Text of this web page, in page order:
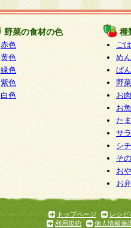
野菜の食材の色
赤色
黄色
緑色
紫色
白色
種
ご
めん
ぱん
野
お
お
た
サ
シ
そ
お
お
トップページ
レシピ
利用規約
個人情報保